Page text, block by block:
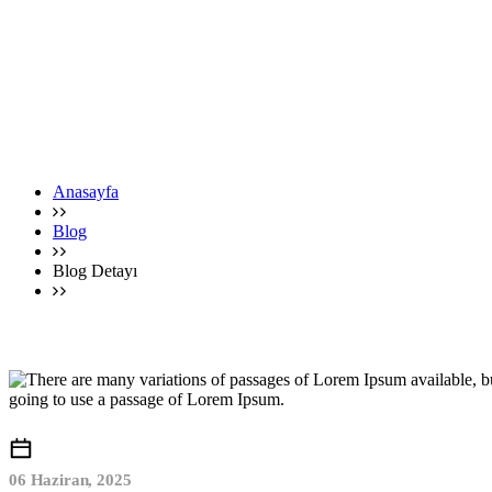
Anasayfa
Blog
Blog Detayı
06 Haziran, 2025